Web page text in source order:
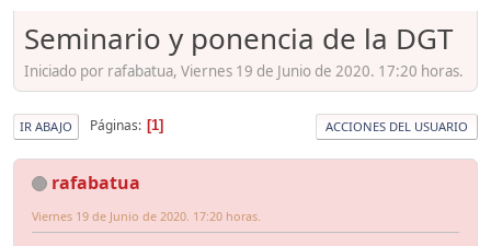
Seminario y ponencia de la DGT
Iniciado por rafabatua, Viernes 19 de Junio de 2020. 17:20 horas.
IR ABAJO Páginas 1 ACCIONES DEL USUARIO
rafabatua
Viernes 19 de Junio de 2020. 17:20 horas.